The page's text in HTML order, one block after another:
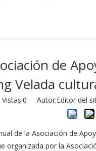
de
Velada
Vistas:0 Autor:Editor del
de la Asociación de
organizada por la